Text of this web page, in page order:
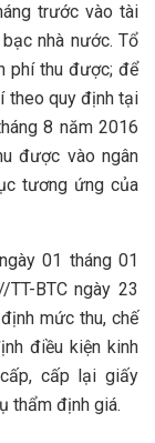
trước vào tài
nhà nước. Tổ
phí thu được; để
theo quy định tại
8 năm 2016
được vào ngân
tương ứng của
01 tháng 01
BTC ngày 23
mức thu, chế
điều kiện kinh
cấp lại giấy
thẩm định giá.